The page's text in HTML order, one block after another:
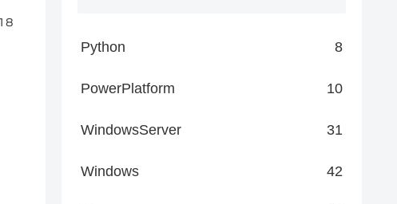
Python 8
PowerPlatform 10
WindowsServer 31
Windows 42